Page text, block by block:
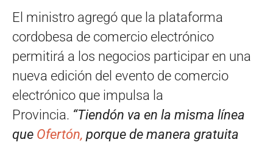
El ministro agregó que la plataforma
cordobesa de comercio electrónico
permitirá a los negocios participar en una
nueva edición del evento de comercio
electrónico que impulsa la
Provincia. “Tiendón va en la misma línea
que Ofertón, porque de manera gratuita